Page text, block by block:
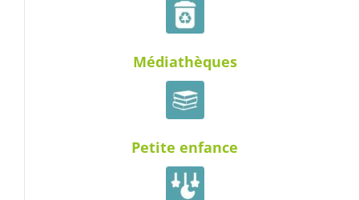
Médiathèques
Petite enfance